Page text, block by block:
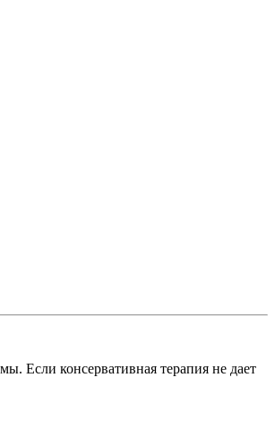
Если консервативная терапия не дает